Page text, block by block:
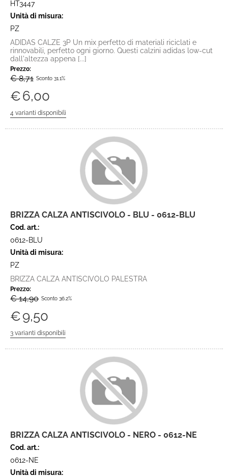
HT3447
Unità di misura:
PZ
ADIDAS CALZE 3P Un mix perfetto di materiali riciclati e
rinnovabili, perfetto ogni giorno. Questi calzini adidas low-cut
dall'altezza appena [...]
Prezzo:
€ 8,71 Sconto 31.1%
€6,00
BRIZZA CALZA ANTISCIVOLO - BLU - 0612-BLU
Cod. art.:
0612-BLU
Unità di misura:
PZ
BRIZZA CALZA ANTISCIVOLO PALESTRA
Prezzo:
€ 14,90 Sconto 36.2%
€9,50
BRIZZA CALZA ANTISCIVOLO - NERO - 0612-NE
Cod. art.:
0612-NE
Unità di misura: